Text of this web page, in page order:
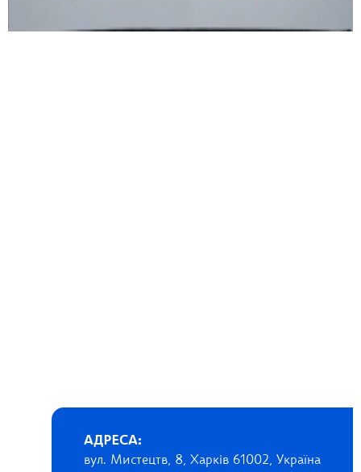
АДРЕСА:
вул. Мистецтв, 8, Харків 61002, Україна